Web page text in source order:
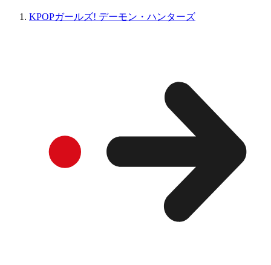
KPOPガールズ! デーモン・ハンターズ